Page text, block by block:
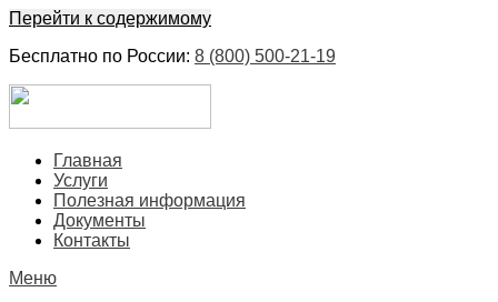
Перейти к содержимому
Бесплатно по России: 8 (800) 500-21-19
БыстроГлавная
Услуги
Полезная информация
Документы
Контакты
Меню